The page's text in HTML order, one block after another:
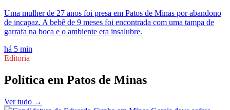
Uma mulher de 27 anos foi presa em Patos de Minas por abandono
de incapaz. A bebê de 9 meses foi encontrada com uma tampa de
garrafa na boca e o ambiente era insalubre.
há 5 min
Editoria
Política em Patos de Minas
Ver tudo →